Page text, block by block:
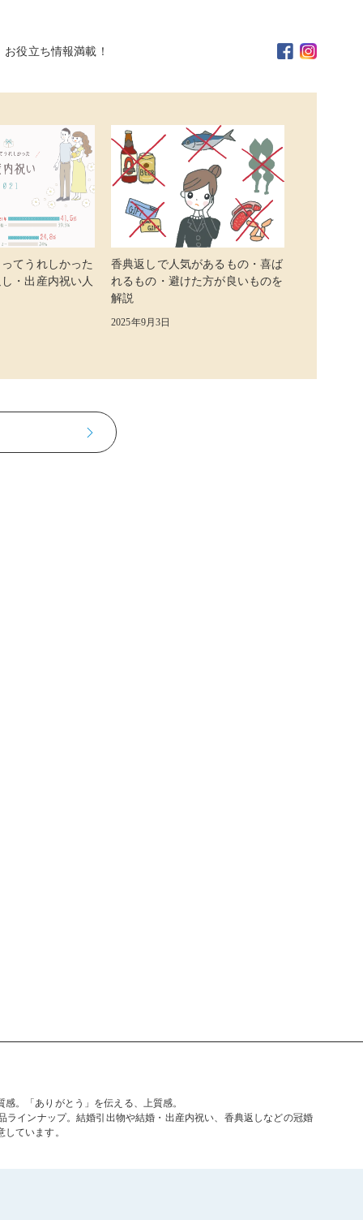
役立ち情報満載！
てうれしかった
・出産内祝い人
香典返しで人気があるもの・喜ば
れるもの・避けた方が良いものを
解説
2025年9月3日
。「ありがとう」を伝える、上質感。
インナップ。結婚引出物や結婚・出産内祝い、香典返しなどの冠婚
ています。